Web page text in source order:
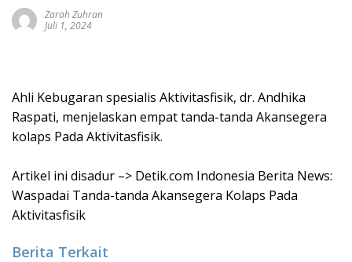
Zarah Zuhran
Juli 1, 2024
Ahli Kebugaran spesialis Aktivitasfisik, dr. Andhika
Raspati, menjelaskan empat tanda-tanda Akansegera
kolaps Pada Aktivitasfisik.
Artikel ini disadur –> Detik.com Indonesia Berita News:
Waspadai Tanda-tanda Akansegera Kolaps Pada
Aktivitasfisik
Berita Terkait